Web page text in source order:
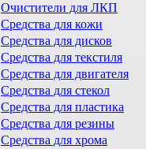
Очистители для ЛКП
Средства для кожи
Средства для дисков
Средства для текстиля
Средства для двигателя
Средства для стекол
Средства для пластика
Средства для резины
Средства для хрома